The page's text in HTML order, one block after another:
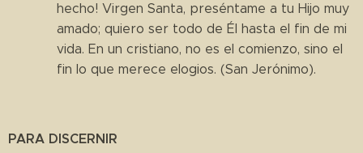
hecho! Virgen Santa, preséntame a tu Hijo muy
amado; quiero ser todo de Él hasta el fin de mi
vida. En un cristiano, no es el comienzo, sino el
fin lo que merece elogios. (San Jerónimo).
PARA DISCERNIR